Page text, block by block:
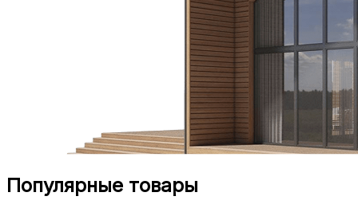
Популярные товары